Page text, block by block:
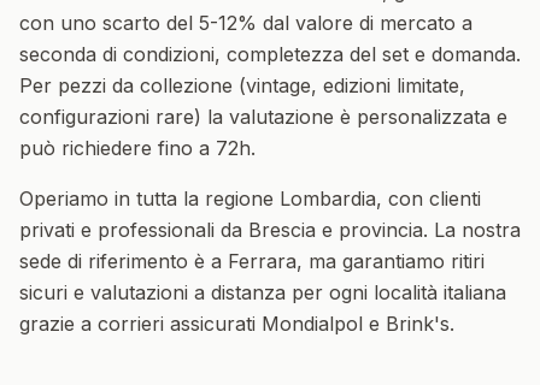
con uno scarto del 5-12% dal valore di mercato a
seconda di condizioni, completezza del set e domanda.
Per pezzi da collezione (vintage, edizioni limitate,
configurazioni rare) la valutazione è personalizzata e
può richiedere fino a 72h.
Operiamo in tutta la regione Lombardia, con clienti
privati e professionali da Brescia e provincia. La nostra
sede di riferimento è a Ferrara, ma garantiamo ritiri
sicuri e valutazioni a distanza per ogni località italiana
grazie a corrieri assicurati Mondialpol e Brink's.